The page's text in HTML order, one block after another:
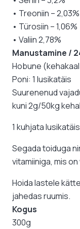
• Treoniin – 2,03%
• Türosiin – 1,06%
• Valiin 2,78%
Manustamine /
Hobune
Poni: 1 lusikatäis
Suurenenud
kuni 2g/50kg
1 kuhjata
Segada toiduga
vitamiiniga, mis
Hoida lastele
jahedas ruumis.
Kogus
300g